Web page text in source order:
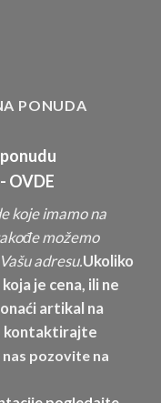
PONUDA
OVDE
koje imamo na
možemo
adresu.Ukoliko
je cena, ili ne
artikal na
kontaktirajte
nas pozovite na